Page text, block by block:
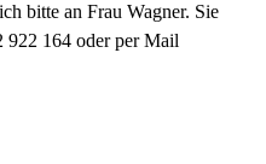
bitte an Frau Wagner. Sie
922 164 oder per Mail